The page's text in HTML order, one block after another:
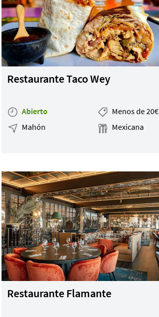
Restaurante Taco Wey
Abierto
Menos de 20€
Mahón
Mexicana
Restaurante Flamante